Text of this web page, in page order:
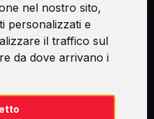
nel nostro sito,
personalizzati e
il traffico sul
da dove arrivano i
privacy
AXELOS Limited. ITIL®
AXELOS Limited. PRINCE2® je
Limited. MSP® je